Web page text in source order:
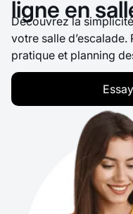
ligne en
Découvrez la
votre salle
pratique et planning